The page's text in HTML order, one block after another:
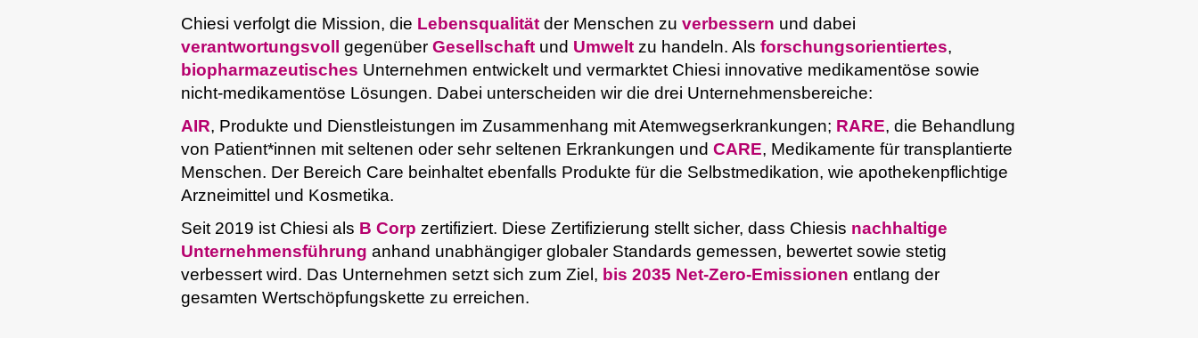
Chiesi verfolgt die Mission, die Lebensqualität der Menschen zu verbessern und dabei
verantwortungsvoll gegenüber Gesellschaft und Umwelt zu handeln. Als forschungsorientiertes,
biopharmazeutisches Unternehmen entwickelt und vermarktet Chiesi innovative medikamentöse sowie
nicht-medikamentöse Lösungen. Dabei unterscheiden wir die drei Unternehmensbereiche:
AIR, Produkte und Dienstleistungen im Zusammenhang mit Atemwegserkrankungen; RARE, die Behandlung
von Patient*innen mit seltenen oder sehr seltenen Erkrankungen und CARE, Medikamente für transplantierte
Menschen. Der Bereich Care beinhaltet ebenfalls Produkte für die Selbstmedikation, wie apothekenpflichtige
Arzneimittel und Kosmetika.
Seit 2019 ist Chiesi als B Corp zertifiziert. Diese Zertifizierung stellt sicher, dass Chiesis nachhaltige
Unternehmensführung anhand unabhängiger globaler Standards gemessen, bewertet sowie stetig
verbessert wird. Das Unternehmen setzt sich zum Ziel, bis 2035 Net-Zero-Emissionen entlang der
gesamten Wertschöpfungskette zu erreichen.